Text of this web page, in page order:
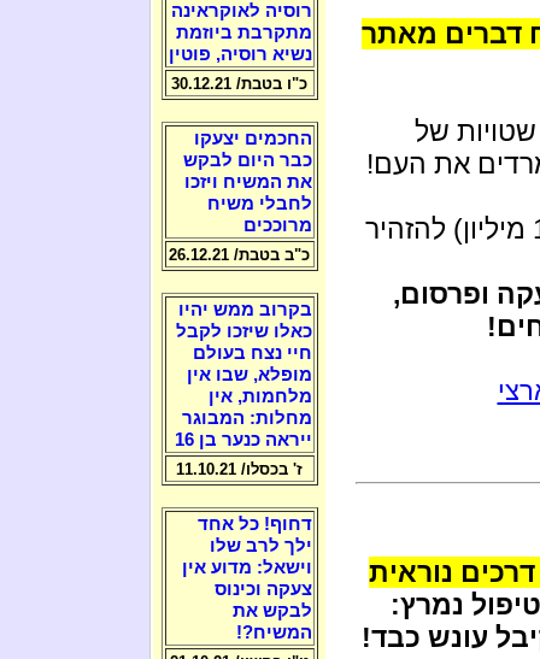
דברים מאתר
של
את העם!
(בחשבונו 100 מיליון) להזהיר
ופרסום,
נוראית
נמרץ:
עונש כבד!
רוסיה לאוקראינה
מתקרבת ביוזמת
נשיא רוסיה, פוטין
כ"ו בטבת/ 30.12.21
החכמים יצעקו
כבר היום לבקש
את המשיח ויזכו
לחבלי משיח
מרוככים
כ"ב בטבת/ 26.12.21
בקרוב ממש יהיו
כאלו שיזכו לקבל
חיי נצח בעולם
מופלא, שבו אין
מלחמות, אין
מחלות: המבוגר
ייראה כנער בן 16
ז' בכסלו/ 11.10.21
דחוף! כל אחד
ילך לרב שלו
וישאל: מדוע אין
צעקה וכינוס
לבקש את
המשיח?!